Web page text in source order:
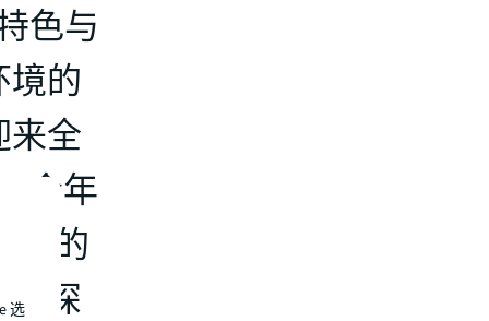
色与
的
来全
今年
列的
，深
选